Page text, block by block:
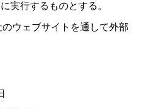
実行するものとする。
ウェブサイトを通して外部